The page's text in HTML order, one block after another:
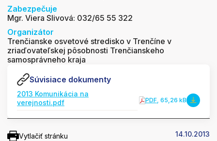
Zabezpečuje
Mgr. Viera Slivová: 032/65 55 322
Organizátor
Trenčianske osvetové stredisko v Trenčíne v
zriaďovateľskej pôsobnosti Trenčianskeho
samosprávneho kraja
Súvisiace dokumenty
2013 Komunikácia na
verejnosti.pdf
PDF , 65,26 kB
Vytlačiť stránku 14.10.2013